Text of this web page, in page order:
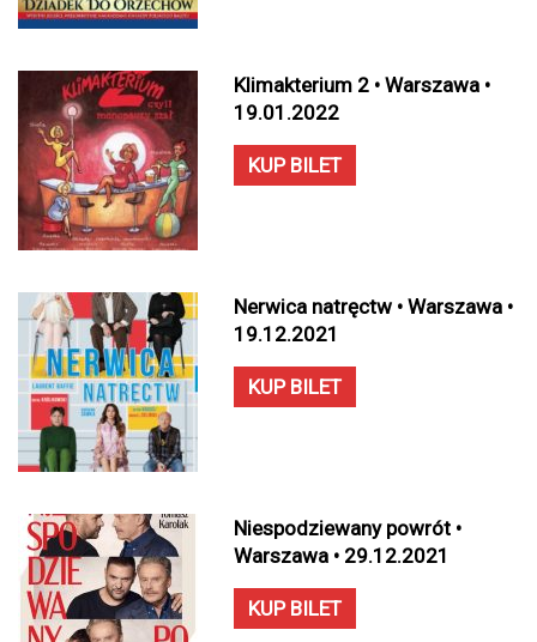
Klimakterium 2 • Warszawa •
19.01.2022
KUP BILET
Nerwica natręctw • Warszawa •
19.12.2021
KUP BILET
Niespodziewany powrót •
Warszawa • 29.12.2021
KUP BILET